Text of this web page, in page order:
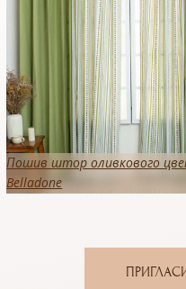
Пошив штор оливкового
Belladone